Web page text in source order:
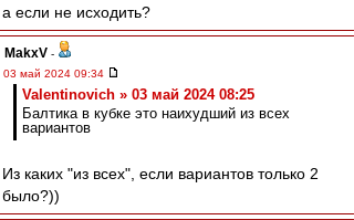
а если не исходить?
MakxV -
03 май 2024 09:34
Valentinovich » 03 май 2024 08:25
Балтика в кубке это наихудший из всех
вариантов
Из каких "из всех", если вариантов только 2
было?))